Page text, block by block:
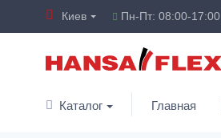
Киев Пн-Пт: 08:00-17:00
Каталог Главная